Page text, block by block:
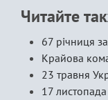
Читайте
67 річниця
Крайова
23 травня
17